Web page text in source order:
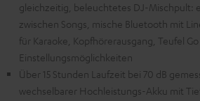
gleichzeitig, beleuchtetes DJ-Mischpult:
zwischen Songs, mische Bluetooth mit
für Karaoke, Kopfhörerausgang, Teufel
Einstellungsmöglichkeiten
Über 15 Stunden Laufzeit bei 70 dB
wechselbarer Hochleistungs-Akku mit